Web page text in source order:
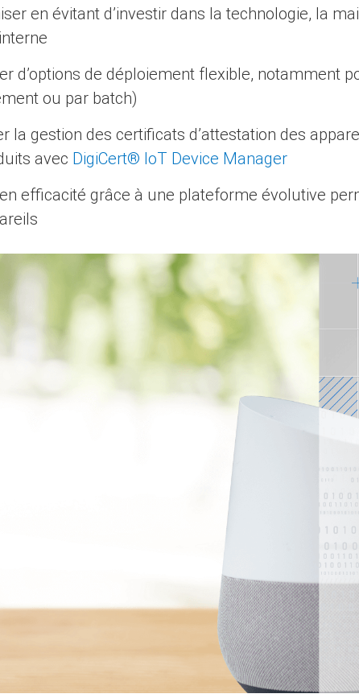
en évitant d’investir dans la technologie, la
d’options de déploiement flexible, notamment
ou par batch)
la gestion des certificats d’attestation des
avec DigiCert® IoT Device Manager
efficacité grâce à une plateforme évolutive